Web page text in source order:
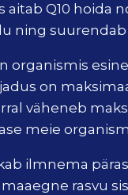
aitab Q10 hoida
ning
organismis
on
väheneb
meie
ilmnema
rasvu